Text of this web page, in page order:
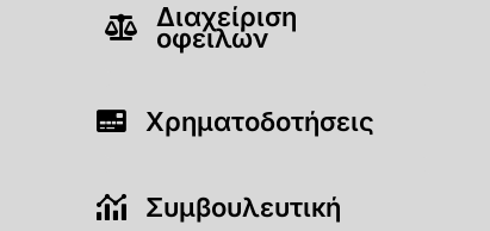
Διαχείριση
οφειλών
Χρηματοδοτήσεις
Συμβουλευτική